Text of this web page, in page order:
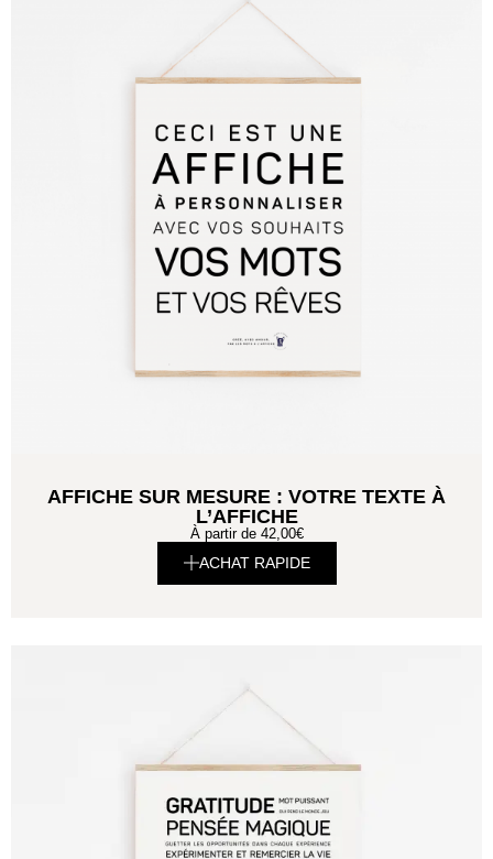
AFFICHE SUR MESURE : VOTRE TEXTE À
L’AFFICHE
À partir de 42,00€
ACHAT RAPIDE